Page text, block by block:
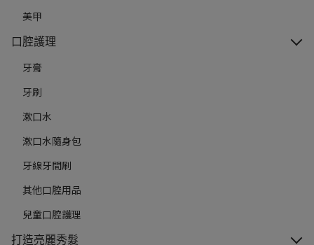
美甲
口腔護理
牙膏
牙刷
漱口水
漱口水隨身包
牙線牙間刷
其他口腔用品
兒童口腔護理
打造亮麗秀髮